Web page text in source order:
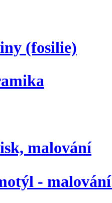
(fosilie)
malování
-